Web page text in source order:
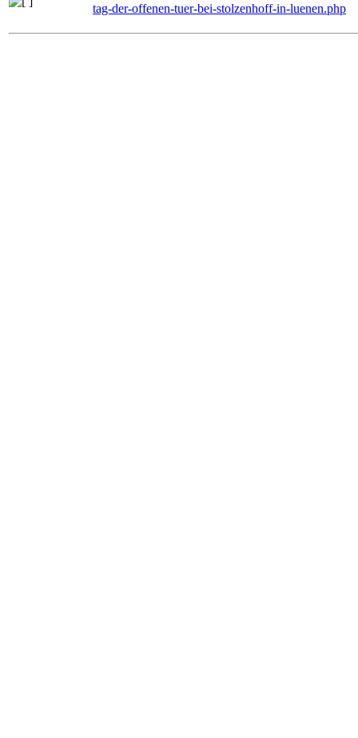
tag-der-offenen-tuer-bei-stolzenhoff-in-luenen.php